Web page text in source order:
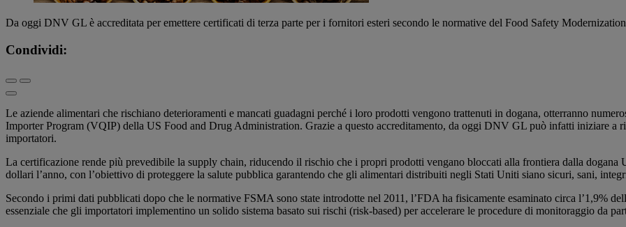
Da oggi DNV GL è accreditata per emettere certificati di terza parte per i fornitori esteri secondo le normative del Food Safety
Condividi:
Le aziende alimentari che rischiano deterioramenti e mancati guadagni perché i loro prodotti vengono trattenuti in dogana, otterranno
Importer Program (VQIP) della US Food and Drug Administration. Grazie a questo accreditamento, da oggi DNV GL può infatti iniziare a
importatori.
La certificazione rende più prevedibile la supply chain, riducendo il rischio che i propri prodotti vengano bloccati alla frontiera dalla
dollari l’anno, con l’obiettivo di proteggere la salute pubblica garantendo che gli alimentari distribuiti negli Stati Uniti siano sicuri, sani,
Secondo i primi dati pubblicati dopo che le normative FSMA sono state introdotte nel 2011, l’FDA ha fisicamente esaminato circa l’1,9%
essenziale che gli importatori implementino un solido sistema basato sui rischi (risk-based) per accelerare le procedure di monitoraggio da